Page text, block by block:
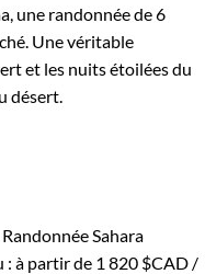
une randonnée de 6
Une véritable
et les nuits étoilées du
désert.
Randonnée Sahara
: à partir de 1 820 $CAD /